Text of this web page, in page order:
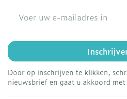
Door op inschrijven te klikken,
nieuwsbrief en gaat u akkoord met